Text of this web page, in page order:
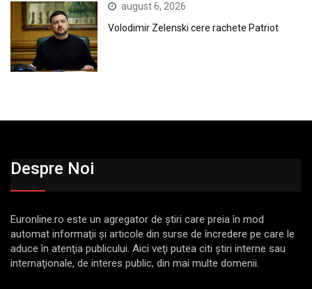
august 6, 2026
Volodimir Zelenski cere rachete Patriot
Despre Noi
Euronline.ro este un agregator de ştiri care preia în mod
automat informaţii şi articole din surse de încredere pe care le
aduce în atenţia publicului. Aici veţi putea citi ştiri interne sau
internaţionale, de interes public, din mai multe domenii.